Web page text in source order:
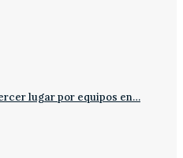
lugar por equipos en…